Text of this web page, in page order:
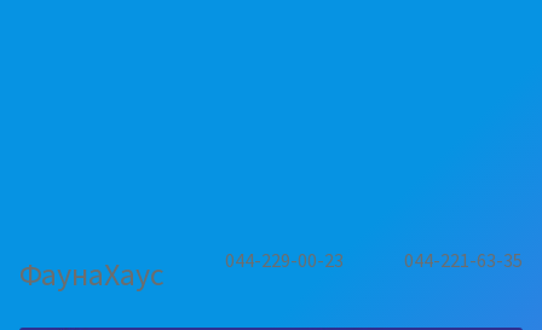
ФаунаХаус 044-229-00-23 044-221-63-35